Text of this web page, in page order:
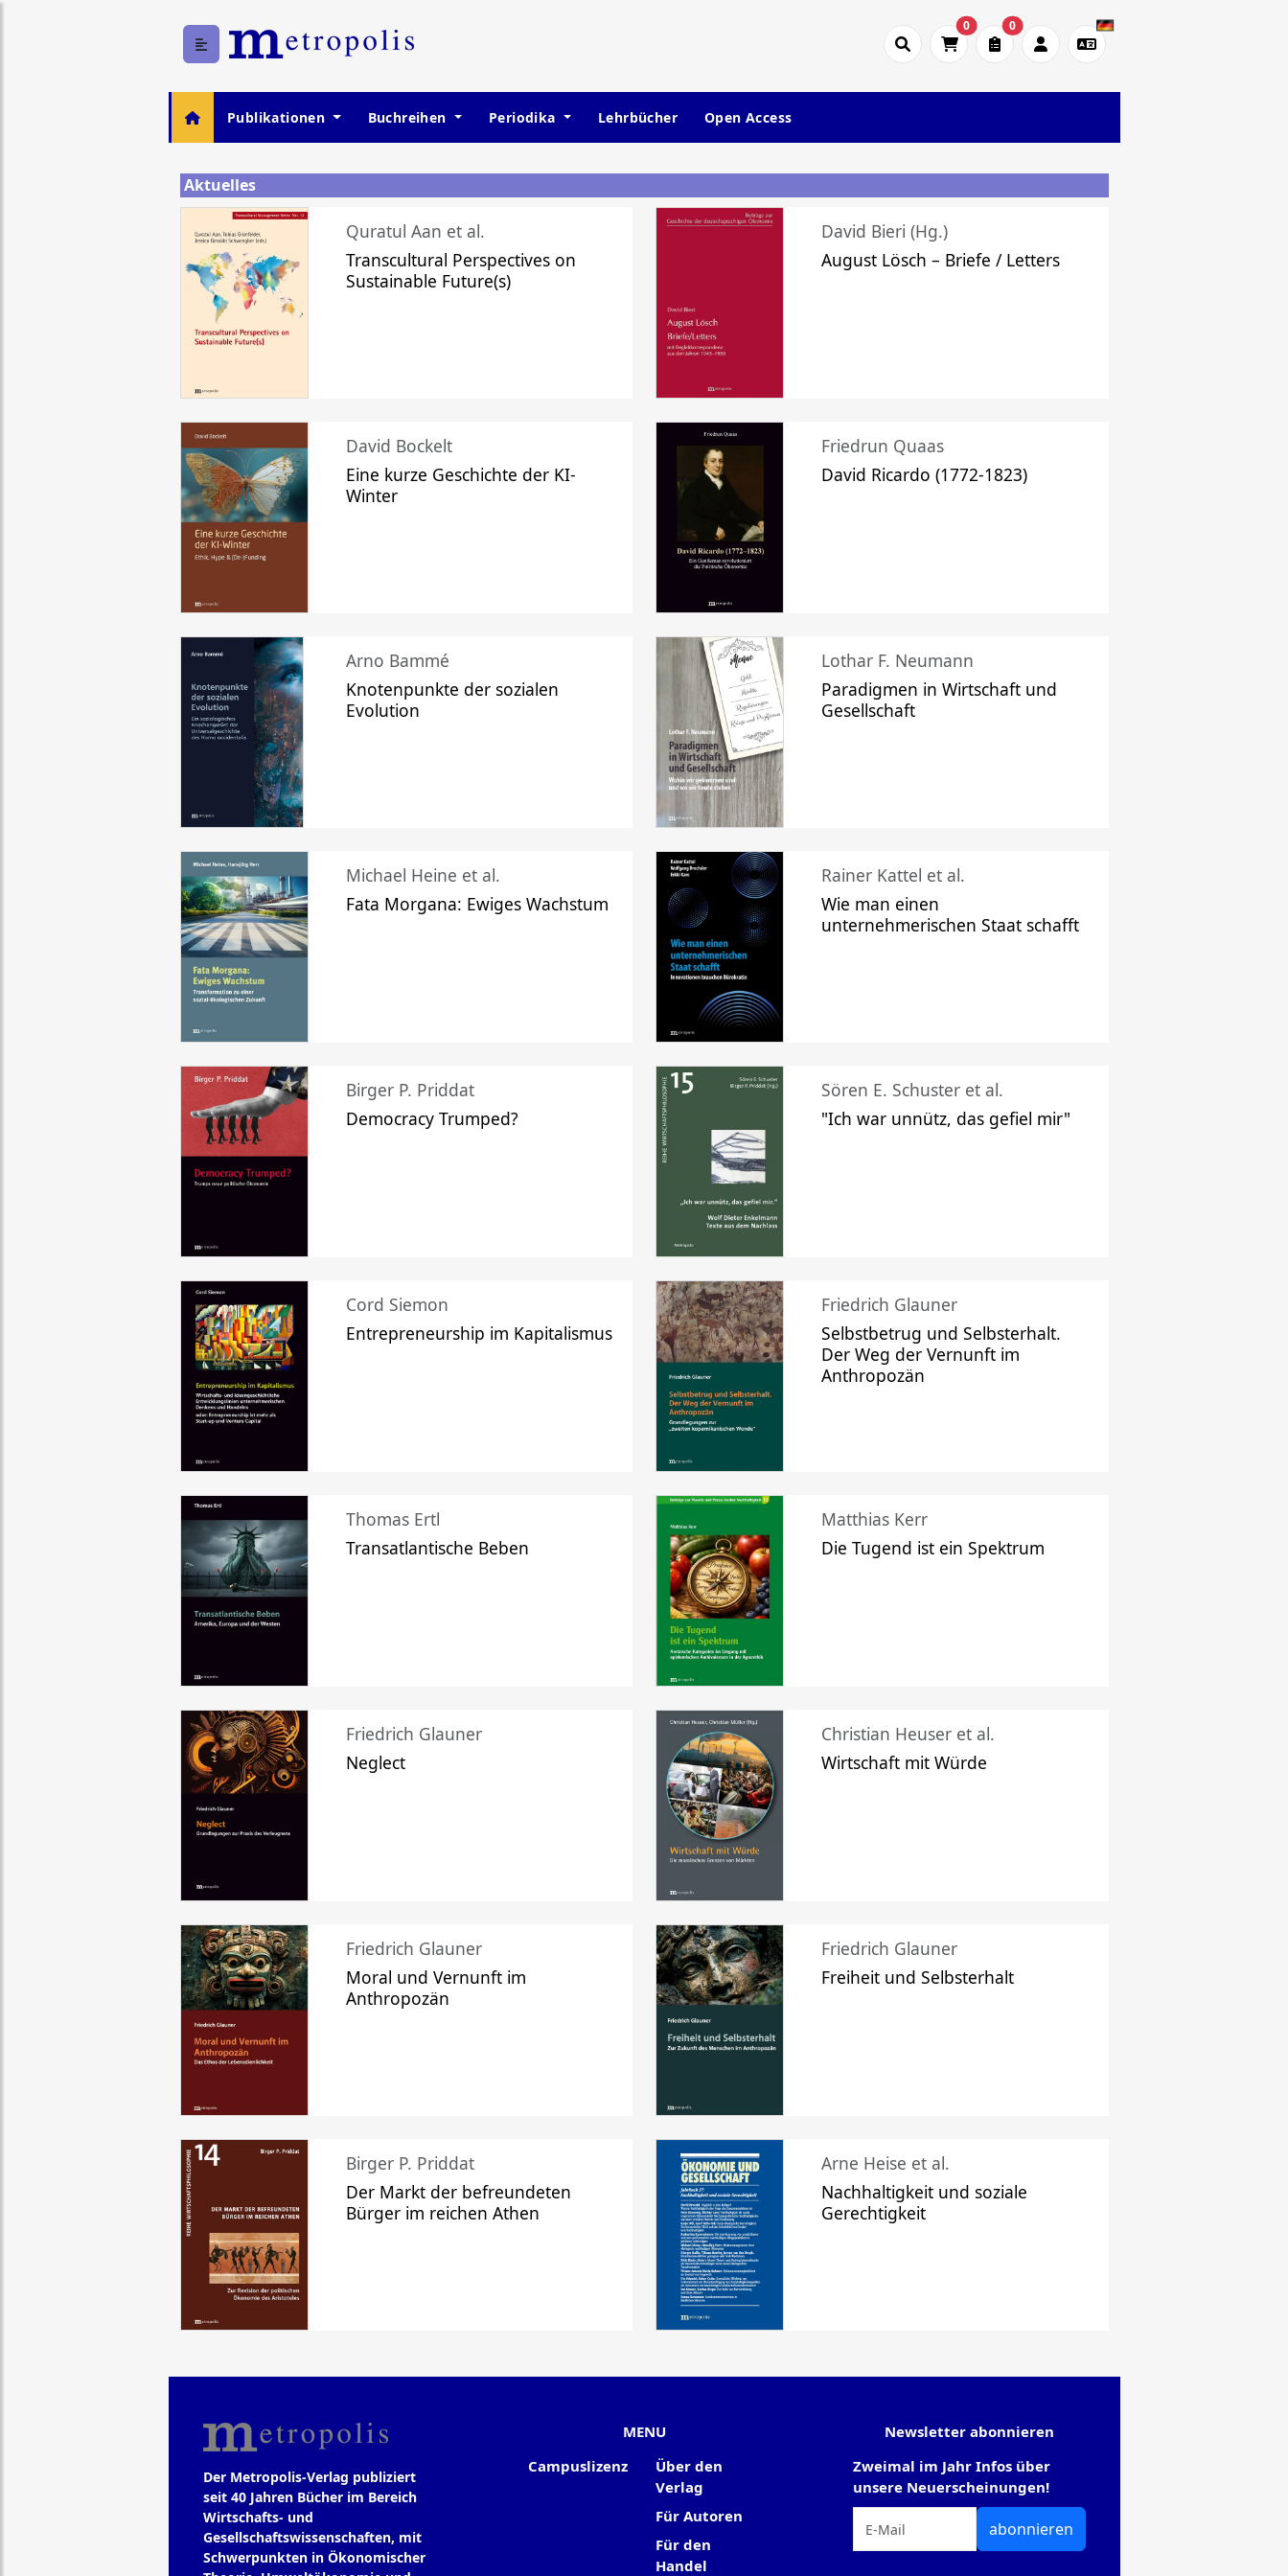
0 0
Publikationen Buchreihen Periodika Lehrbücher Open Access
Aktuelles
Quratul Aan et al.
Transcultural Perspectives on
Sustainable Future(s)
David Bieri (Hg.)
August Lösch – Briefe / Letters
David Bockelt
Eine kurze Geschichte der KI-
Winter
Friedrun Quaas
David Ricardo (1772-1823)
Arno Bammé
Knotenpunkte der sozialen
Evolution
Lothar F. Neumann
Paradigmen in Wirtschaft und
Gesellschaft
Michael Heine et al.
Fata Morgana: Ewiges Wachstum
Rainer Kattel et al.
Wie man einen
unternehmerischen Staat schafft
Birger P. Priddat
Democracy Trumped?
Sören E. Schuster et al.
"Ich war unnütz, das gefiel mir"
Cord Siemon
Entrepreneurship im Kapitalismus
Friedrich Glauner
Selbstbetrug und Selbsterhalt.
Der Weg der Vernunft im
Anthropozän
Thomas Ertl
Transatlantische Beben
Matthias Kerr
Die Tugend ist ein Spektrum
Friedrich Glauner
Neglect
Christian Heuser et al.
Wirtschaft mit Würde
Friedrich Glauner
Moral und Vernunft im
Anthropozän
Friedrich Glauner
Freiheit und Selbsterhalt
Birger P. Priddat
Der Markt der befreundeten
Bürger im reichen Athen
Arne Heise et al.
Nachhaltigkeit und soziale
Gerechtigkeit
Der Metropolis-Verlag publiziert
seit 40 Jahren Bücher im Bereich
Wirtschafts- und
Gesellschaftswissenschaften, mit
Schwerpunkten in Ökonomischer
MENU
Campuslizenz
Über den
Verlag
Für Autoren
Für den
Handel
Newsletter abonnieren
Zweimal im Jahr Infos über
unsere Neuerscheinungen!
abonnieren